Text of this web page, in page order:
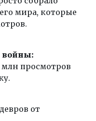
мира, которые
войны:
млн просмотров
от